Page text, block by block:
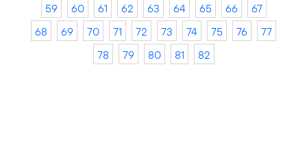
59
60 61 62 63 64 65 66
67
68
69 70 71 72 73 74 75 76
77
78
79 80 81 82